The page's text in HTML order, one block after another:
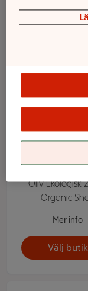
Schampo
Oliv Ekologisk
Organic
Mer info
Välj butik